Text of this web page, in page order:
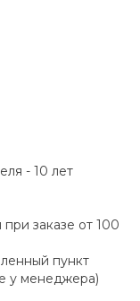
- 10 лет
заказе от 100
пункт
у менеджера)